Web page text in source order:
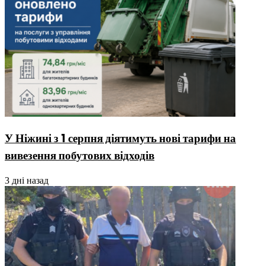
У Ніжині з 1 серпня діятимуть нові тарифи на
вивезення побутових відходів
3 дні назад